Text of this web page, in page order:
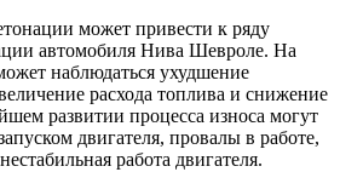
может привести к ряду
автомобиля Нива Шевроле. На
наблюдаться ухудшение
расхода топлива и снижение
развитии процесса износа могут
двигателя, провалы в работе,
работа двигателя.